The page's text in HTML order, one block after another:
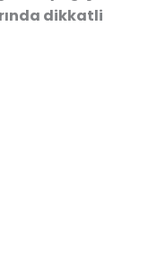
dikkatli